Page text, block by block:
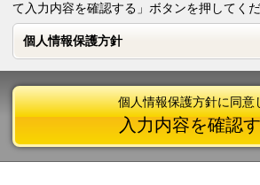
て入力内容を確認する」ボタンを押してくだ
個人情報保護方針
個人情報保護方針
個人情報保護方針に同意
入力内容を確認